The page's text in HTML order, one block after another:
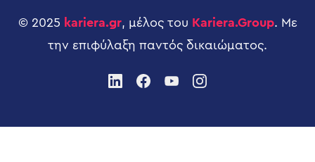
© 2025 kariera.gr, μέλος του Kariera.Group. Με
την επιφύλαξη παντός δικαιώματος.